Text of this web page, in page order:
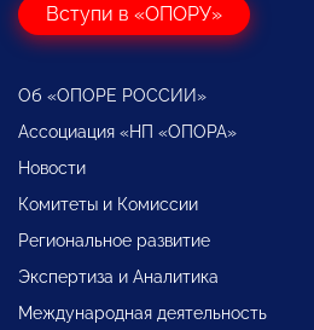
Вступи в «ОПОРУ»
Об «ОПОРЕ РОССИИ»
Ассоциация «НП «ОПОРА»
Новости
Комитеты и Комиссии
Региональное развитие
Экспертиза и Аналитика
Международная деятельность